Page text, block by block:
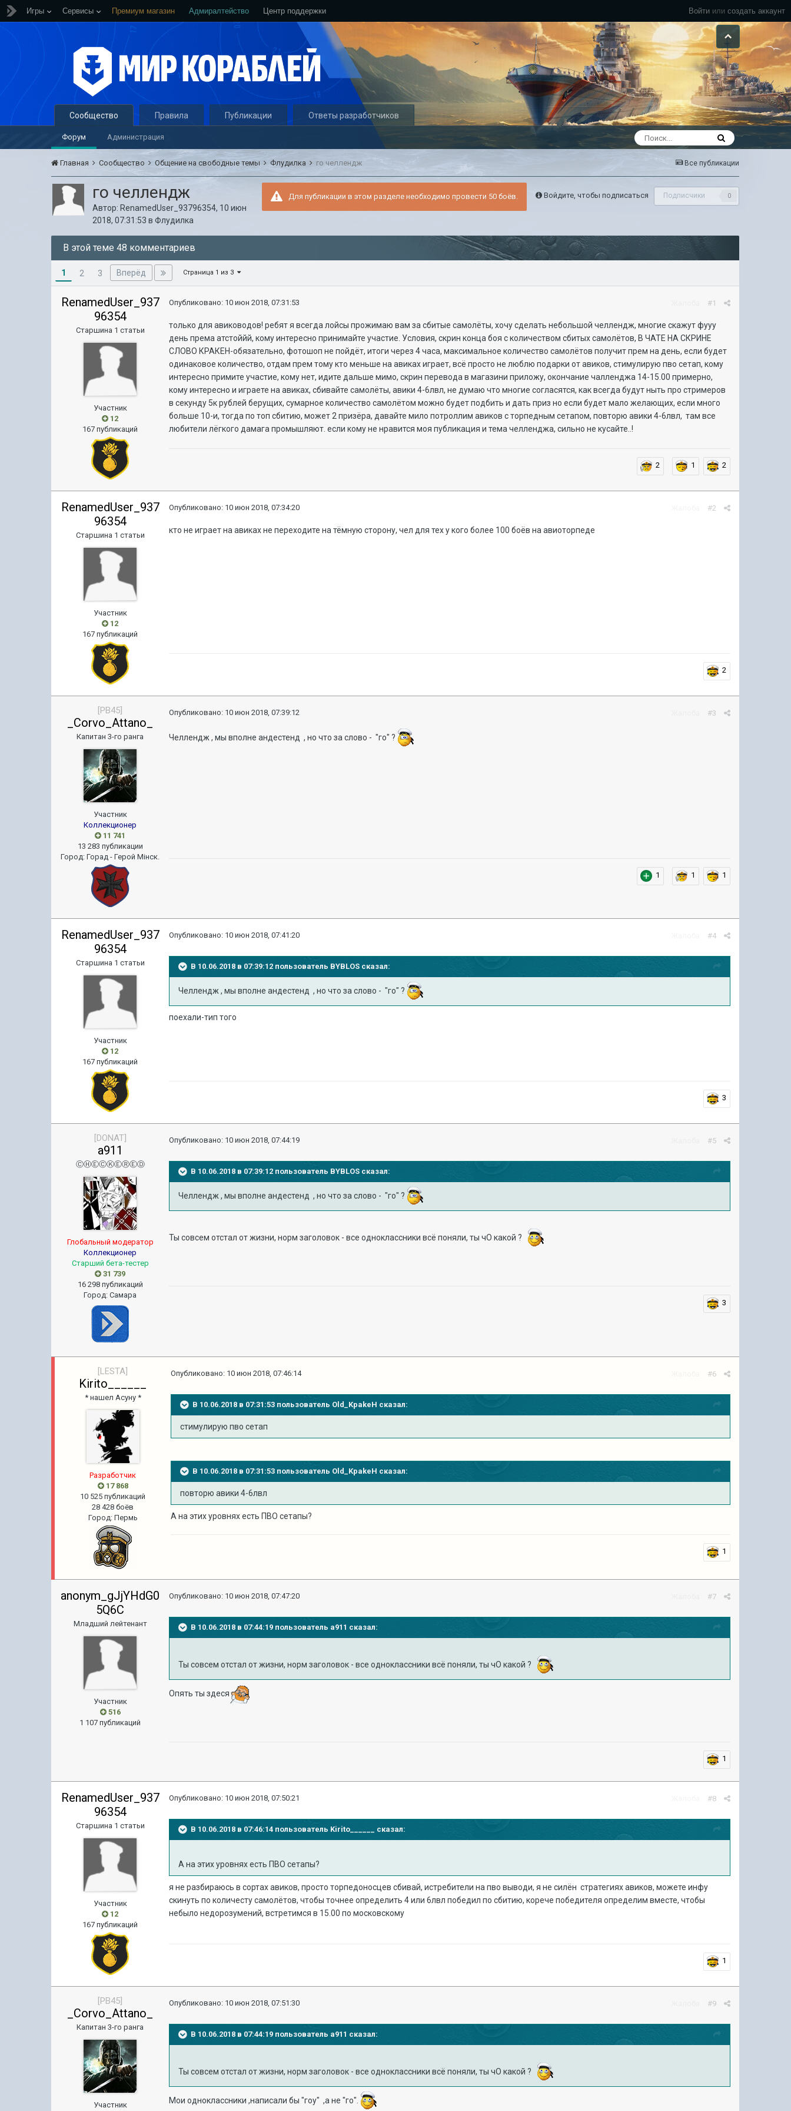
Войти или создать аккаунт
Игры Сервисы Премиум магазин Адмиралтейство Центр поддержки
Сообщество
Форум Администрация
Правила Публикации Ответы разработчиков
Все публикации
Главная Сообщество Общение на свободные темы Флудилка го челлендж
Войдите, чтобы подписаться Подписчики 0
Для публикации в этом разделе необходимо провести 50 боёв.
го челлендж
Автор: RenamedUser_93796354, 10 июн
2018, 07:31:53 вФлудилка
В этой теме 48 комментариев
1 2 3 Вперёд Страница 1 из 3
RenamedUser_937
96354
Старшина 1 статьи
Участник
12
167 публикаций
#1
Опубликовано: 10 июн 2018, 07:31:53
только для авиководов! ребят я всегда лойсы прожимаю вам за сбитые самолёты, хочу сделать небольшой челлендж, многие скажут фууу
день према атстоййй, кому интересно принимайте участие. Условия, скрин конца боя с количеством сбитых самолётов, В ЧАТЕ НА СКРИНЕ
СЛОВО КРАКЕН-обязательно, фотошоп не пойдёт, итоги через 4 часа, максимальное количество самолётов получит прем на день, если будет
одинаковое количество, отдам прем тому кто меньше на авиках играет, всё просто не люблю подарки от авиков, стимулирую пво сетап, кому
интересно примите участие, кому нет, идите дальше мимо, скрин перевода в магазини приложу, окончание чалленджа 14-15.00 примерно,
кому интересно и играете на авиках, сбивайте самолёты, авики 4-6лвл, не думаю что многие согласятся, как всегда будут ныть про стримеров
в секунду 5к рублей берущих, сумарное количество самолётом можно будет подбить и дать приз но если будет мало желающих, если много
больше 10-и, тогда по топ сбитию, может 2 призёра, давайте мило потроллим авиков с торпедным сетапом, повторю авики 4-6лвл, там все
любители лёгкого дамага промышляют. если кому не нравится моя публикация и тема челленджа, сильно не кусайте..!
2 1 2
RenamedUser_937
96354
Старшина 1 статьи
Участник
12
167 публикаций
#2
Опубликовано: 10 июн 2018, 07:34:20
кто не играет на авиках не переходите на тёмную сторону, чел для тех у кого более 100 боёв на авиоторпеде
2
[PB45]
_Corvo_Attano_
Капитан 3-го ранга
Участник
Коллекционер
11 741
13 283 публикации
Город:Горад - Герой Мiнск.
#3
Опубликовано: 10 июн 2018, 07:39:12
Челлендж , мы вполне андестенд , но что за слово - "го" ?
1 1 1
RenamedUser_937
96354
Старшина 1 статьи
Участник
12
167 публикаций
#4
Опубликовано: 10 июн 2018, 07:41:20
В 10.06.2018 в 07:39:12 пользователь BYBLOS сказал:
Челлендж , мы вполне андестенд , но что за слово - "го" ?
поехали-тип того
3
[DONAT]
a911
ⒸⒽⒺⒸⓀⒺⓇⒺⒹ
Глобальный модератор
Коллекционер
Старший бета-тестер
31 739
16 298 публикаций
Город:Самара
#5
Опубликовано: 10 июн 2018, 07:44:19
В 10.06.2018 в 07:39:12 пользователь BYBLOS сказал:
Челлендж , мы вполне андестенд , но что за слово - "го" ?
Ты совсем отстал от жизни, норм заголовок - все одноклассники всё поняли, ты чО какой ?
3
[LESTA]
Kirito______
* нашел Асуну *
Разработчик
17 868
10 525 публикаций
28 428 боёв
Город: Пермь
#6
Опубликовано: 10 июн 2018, 07:46:14
В 10.06.2018 в 07:31:53 пользователь Old_KpakeH сказал:
стимулирую пво сетап
В 10.06.2018 в 07:31:53 пользователь Old_KpakeH сказал:
повторю авики 4-6лвл
А на этих уровнях есть ПВО сетапы?
1
anonym_gJjYHdG0
5Q6C
Младший лейтенант
Участник
516
1 107 публикаций
#7
Опубликовано: 10 июн 2018, 07:47:20
В 10.06.2018 в 07:44:19 пользователь a911 сказал:
Ты совсем отстал от жизни, норм заголовок - все одноклассники всё поняли, ты чО какой ?
Опять ты здеся
1
RenamedUser_937
96354
Старшина 1 статьи
Участник
12
167 публикаций
#8
Опубликовано: 10 июн 2018, 07:50:21
В 10.06.2018 в 07:46:14 пользователь Kirito______ сказал:
А на этих уровнях есть ПВО сетапы?
я не разбираюсь в сортах авиков, просто торпедоносцев сбивай, истребители на пво выводи, я не силён стратегиях авиков, можете инфу
скинуть по количесту самолётов, чтобы точнее определить 4 или 6лвл победил по сбитию, корече победителя определим вместе, чтобы
небыло недорозумений, встретимся в 15.00 по московскому
1
[PB45]
_Corvo_Attano_
Капитан 3-го ранга
Участник
#9
Опубликовано: 10 июн 2018, 07:51:30
В 10.06.2018 в 07:44:19 пользователь a911 сказал:
Ты совсем отстал от жизни, норм заголовок - все одноклассники всё поняли, ты чО какой ?
Мои одноклассники ,написали бы "гоу" ,а не "го".